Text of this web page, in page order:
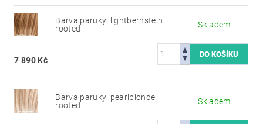
Barva paruky: lightbernstein
rooted
Skladem
7 890 Kč
Barva paruky: pearlblonde
rooted
Skladem